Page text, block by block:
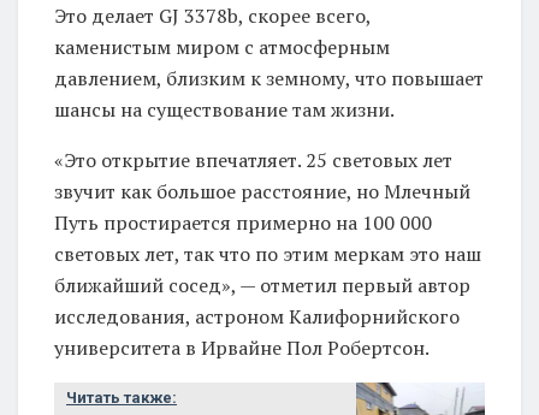
Это делает GJ 3378b, скорее всего,
каменистым миром с атмосферным
давлением, близким к земному, что повышает
шансы на существование там жизни.
«Это открытие впечатляет. 25 световых лет
звучит как большое расстояние, но Млечный
Путь простирается примерно на 100 000
световых лет, так что по этим меркам это наш
ближайший сосед», — отметил первый автор
исследования, астроном Калифорнийского
университета в Ирвайне Пол Робертсон.
Читать также: